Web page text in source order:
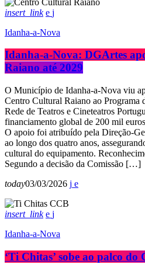
insert_link
Idanha-a-Nova
Idanha-a-Nova: DGArtes
Raiano até 2029
O Município de Idanha-a-Nova viu
Centro Cultural Raiano ao Programa
Rede de Teatros e Cineteatros
financiamento global de 200 mil
O apoio foi atribuído pela Direção-
ao longo dos quatro anos,
cultural do equipamento.
Segundo a decisão da Comissão […]
today03/03/2026
insert_link
Idanha-a-Nova
‘Ti Chitas’ sobe ao palco do